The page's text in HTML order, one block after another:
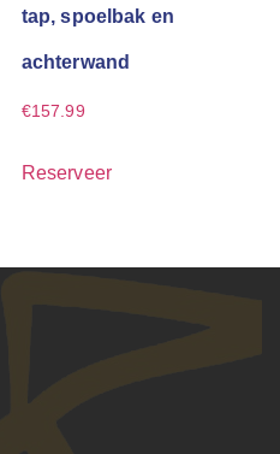
tap, spoelbak en
achterwand
€157.99
Reserveer